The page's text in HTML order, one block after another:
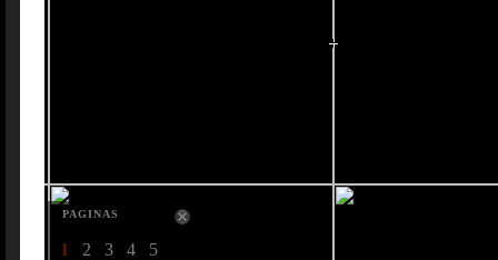
PAGINAS
1 2 3 4 5